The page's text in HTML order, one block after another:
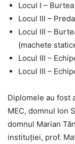
Locul I –
Locul III –
Locul III –
(machete
Locul III –
Locul III –
Diplomele au fost
MEC, domnul Ion
domnul Marian
instituției, prof.